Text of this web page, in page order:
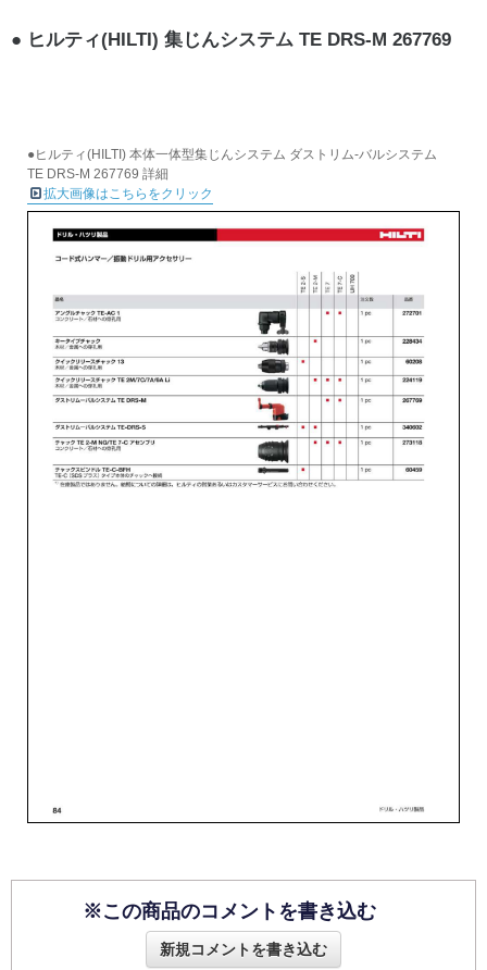
ヒルティ(HILTI) 集じんシステム TE DRS-M 267769
●ヒルティ(HILTI) 本体一体型集じんシステム ダストリム-バルシステム
TE DRS-M 267769 詳細
拡大画像はこちらをクリック
※この商品のコメントを書き込む
新規コメントを書き込む